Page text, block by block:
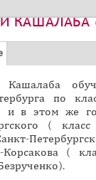
КАШАЛАБА
(
а
к
т
и
в
н
а
Кашалаба
по
и в этом же
(
Корсакова (